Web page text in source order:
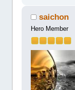
saichon
Hero Member